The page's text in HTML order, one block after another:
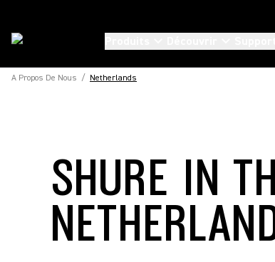
A Propos De Nous / Netherlands
SHURE IN